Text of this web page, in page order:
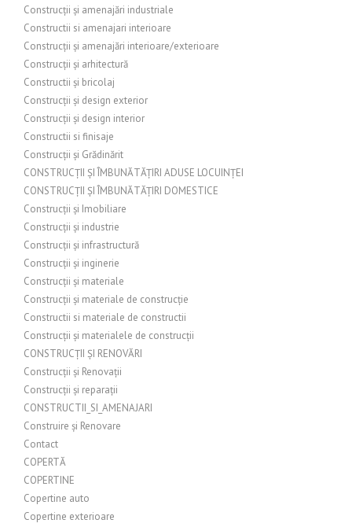
Construcții și amenajări industriale
Constructii si amenajari interioare
Construcții și amenajări interioare/exterioare
Construcții și arhitectură
Constructii și bricolaj
Construcții și design exterior
Construcții și design interior
Constructii si finisaje
Construcții și Grădinărit
CONSTRUCȚII ȘI ÎMBUNĂTĂȚIRI ADUSE LOCUINȚEI
CONSTRUCȚII ȘI ÎMBUNĂTĂȚIRI DOMESTICE
Construcții și Imobiliare
Construcții și industrie
Construcții și infrastructură
Construcții și inginerie
Construcții și materiale
Construcții și materiale de construcție
Constructii si materiale de constructii
Construcții și materialele de construcții
CONSTRUCȚII ȘI RENOVĂRI
Construcții și Renovații
Construcții și reparații
CONSTRUCTII_SI_AMENAJARI
Construire și Renovare
Contact
COPERTĂ
COPERTINE
Copertine auto
Copertine exterioare